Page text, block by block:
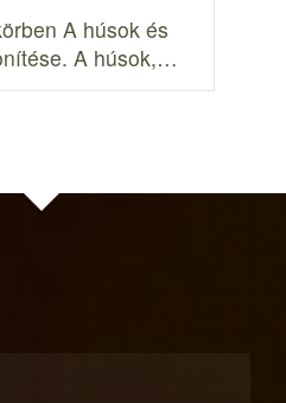
A húsok és
A húsok,…